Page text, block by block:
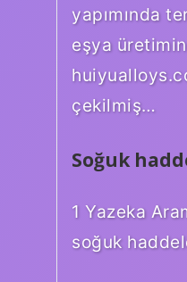
yapımında
eşya
çekilmiş…
Soğuk
1 Yazeka
soğuk